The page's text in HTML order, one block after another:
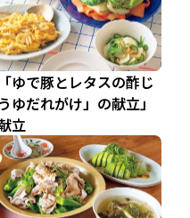
「ゆで豚とレタスの酢じ
ゆだれがけ」の献立」
立